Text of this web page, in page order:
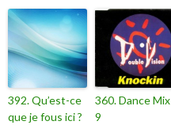
392. Qu’est-ce
que je fous ici ?
360. Dance Mix
9